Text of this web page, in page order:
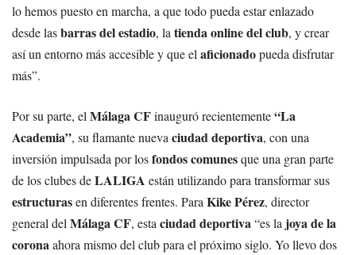
lo hemos puesto en marcha, a que todo pueda estar enlazado
desde lasbarras del estadio, latienda online del club, y crear
así un entorno más accesible y que elaficionadopueda disfrutar
más”.
Por su parte, elMálaga CFinauguró recientemente“La
Academia”, su flamante nuevaciudad deportiva, con una
inversión impulsada por losfondos comunesque una gran parte
de los clubes deLALIGA están utilizando para transformar sus
estructurasen diferentes frentes. ParaKike Pérez, director
general delMálaga CF, estaciudad deportiva“es la joya de la
coronaahora mismo del club para el próximo siglo. Yo llevo dos